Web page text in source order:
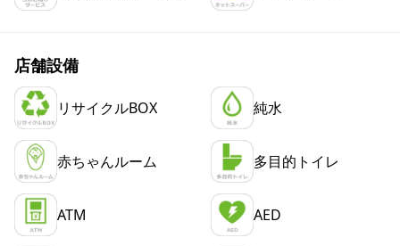
店舗設備
リサイクルBOX 純水
赤ちゃんルーム 多目的トイレ
ATM AED